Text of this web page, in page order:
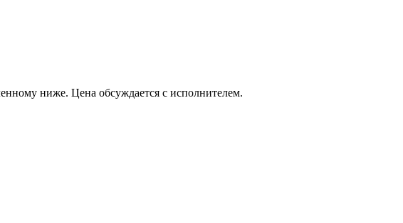
ниже. Цена обсуждается с исполнителем.